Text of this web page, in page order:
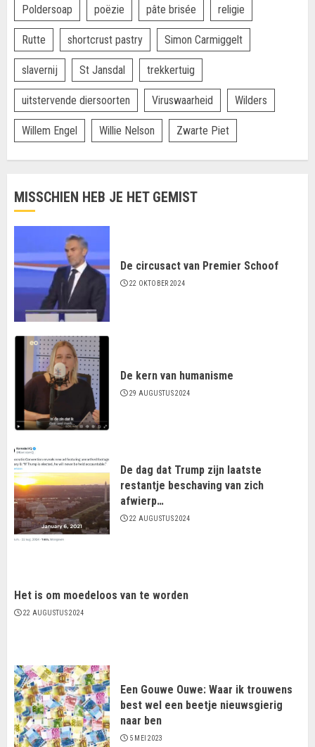
Poldersoap poëzie pâte brisée religie
Rutte shortcrust pastry Simon Carmiggelt
slavernij St Jansdal trekkertuig
uitstervende diersoorten Viruswaarheid Wilders
Willem Engel Willie Nelson Zwarte Piet
MISSCHIEN HEB JE HET GEMIST
De circusact van Premier Schoof
22 OKTOBER 2024
De kern van humanisme
29 AUGUSTUS 2024
De dag dat Trump zijn laatste
restantje beschaving van zich
afwierp…
22 AUGUSTUS 2024
Het is om moedeloos van te worden
22 AUGUSTUS 2024
Een Gouwe Ouwe: Waar ik trouwens
best wel een beetje nieuwsgierig
naar ben
5 MEI 2023